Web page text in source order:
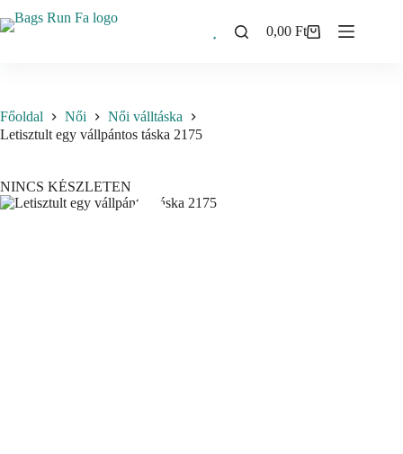
to
Shopping
0,00Ft
Főoldal Női
Női válltáska
Letisztult egy vállpántos táska 2175
NINCS KÉSZLETEN